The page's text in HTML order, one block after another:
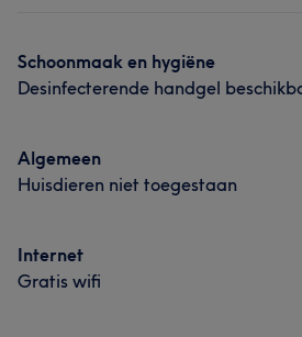
Schoonmaak en hygiëne
Desinfecterende handgel
Algemeen
Huisdieren niet toegestaan
Internet
Gratis wifi